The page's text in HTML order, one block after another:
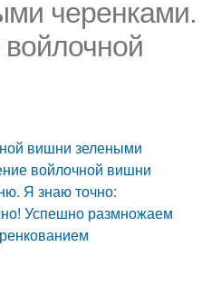
черенками.
вишни зелеными
войлочной вишни
Я знаю точно:
Успешно размножаем